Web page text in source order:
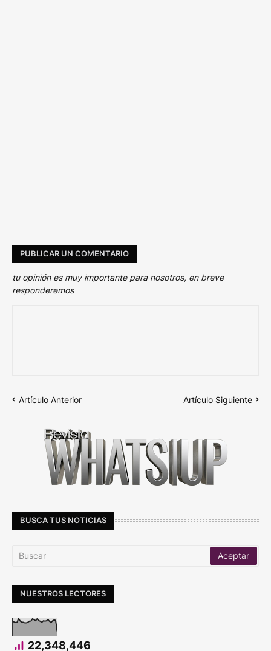
PUBLICAR UN COMENTARIO
tu opinión es muy importante para nosotros, en breve
responderemos
Artículo Anterior Artículo Siguiente
BUSCA TUS NOTICIAS
NUESTROS LECTORES
22,348,446